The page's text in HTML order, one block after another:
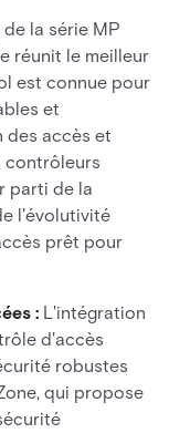
la série MP
réunit le meilleur
est connue pour
et
des accès et
contrôleurs
parti de la
l'évolutivité
prêt pour
: L'intégration
d'accès
robustes
qui propose